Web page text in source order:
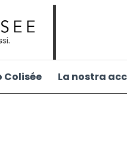
Colisée La nostra